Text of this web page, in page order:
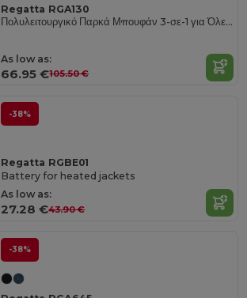
Regatta RGA130
Πολυλειτουργικό Παρκά Μπουφάν 3-σε-1 για Όλες τις Καιρικές Συνθήκες
As low as:
66.95 €105.50 €
-38%
Regatta RGBE01
Battery for heated jackets
As low as:
27.28 €43.90 €
-38%